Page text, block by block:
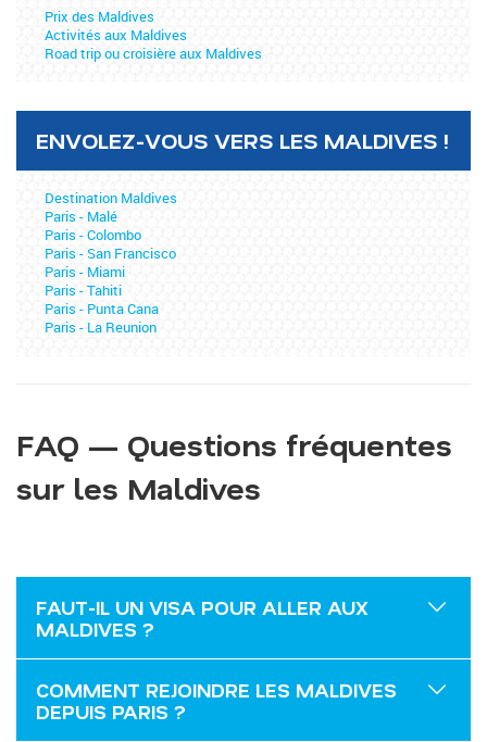
Prix des Maldives
Activités aux Maldives
Road trip ou croisière aux Maldives
ENVOLEZ-VOUS VERS LES MALDIVES !
Destination Maldives
Paris - Malé
Paris - Colombo
Paris - San Francisco
Paris - Miami
Paris - Tahiti
Paris - Punta Cana
Paris - La Reunion
FAQ — Questions fréquentes
sur les Maldives
FAUT-IL UN VISA POUR ALLER AUX
MALDIVES ?
COMMENT REJOINDRE LES MALDIVES
DEPUIS PARIS ?